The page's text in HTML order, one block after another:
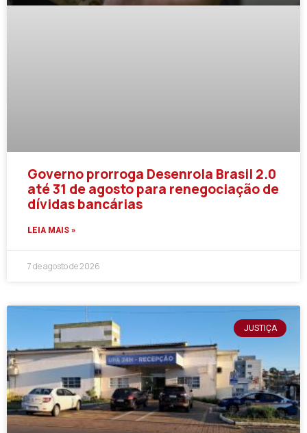
Governo prorroga Desenrola Brasil 2.0
até 31 de agosto para renegociação de
dívidas bancárias
LEIA MAIS »
7 de agosto de 2026
JUSTIÇA